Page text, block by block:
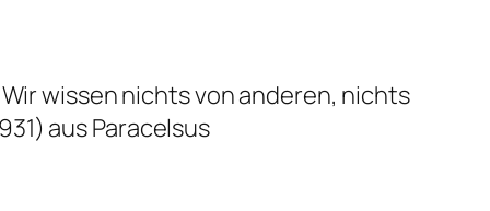
wissen nichts von anderen, nichts
aus Paracelsus